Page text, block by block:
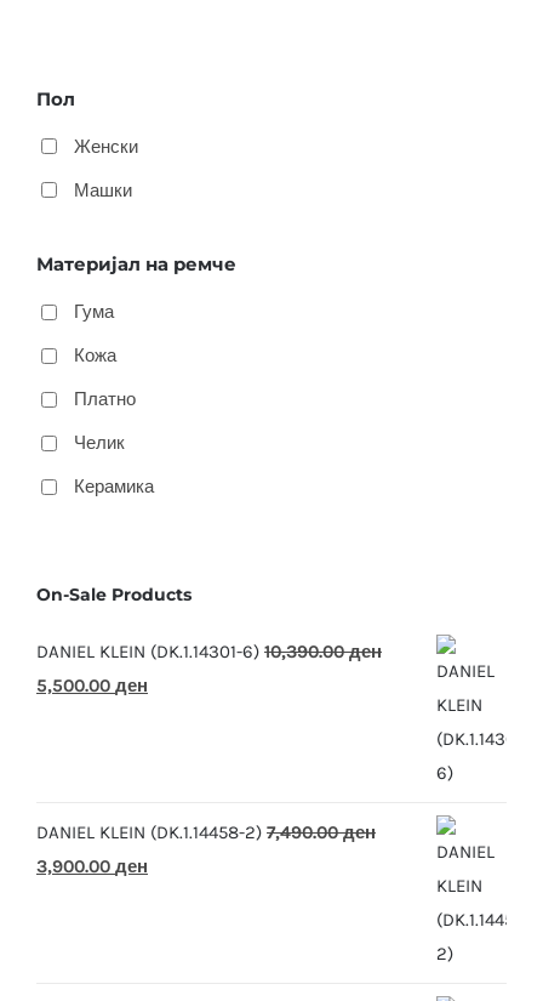
Пол
Женски
Машки
Материјал на ремче
Гума
Кожа
Платно
Челик
Керамика
On-Sale Products
DANIEL KLEIN (DK.1.14301-6) 10,390.00ден
Original
5,500.00 ден
DANIEL KLEIN (DK.1.14458-2) 7,490.00ден
Original
3,900.00 ден